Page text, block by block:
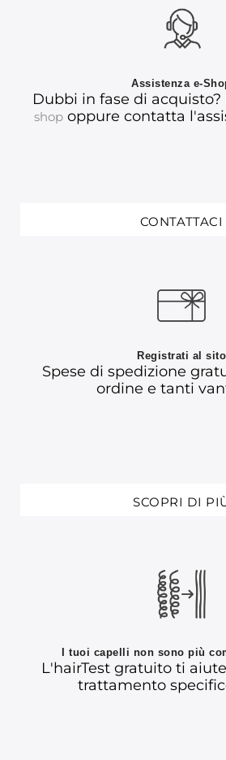
Assistenza e-
Dubbi in fase di acquisto?
shop oppure contatta
CONTATTACI
Registrati al sito
Spese di spedizione
ordine e tanti
SCOPRI DI
I tuoi capelli non sono più
L'hairTest gratuito ti
trattamento